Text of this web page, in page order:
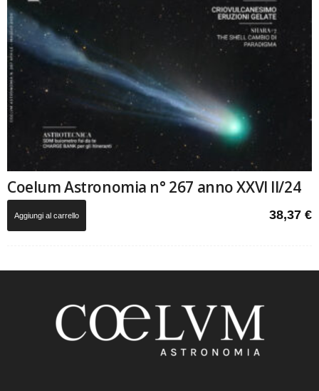
Coelum Astronomia n° 267 anno XXVI II/24
38,37 €
Aggiungi al carrello